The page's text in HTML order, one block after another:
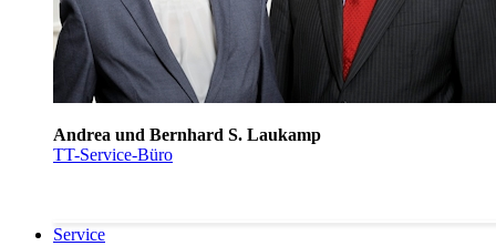
Andrea und Bernhard S. Laukamp
TT-Service-Büro
Service